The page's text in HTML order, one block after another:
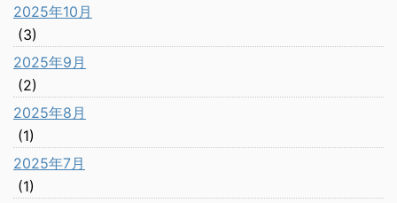
2025年10月
(3)
2025年9月
(2)
2025年8月
(1)
2025年7月
(1)